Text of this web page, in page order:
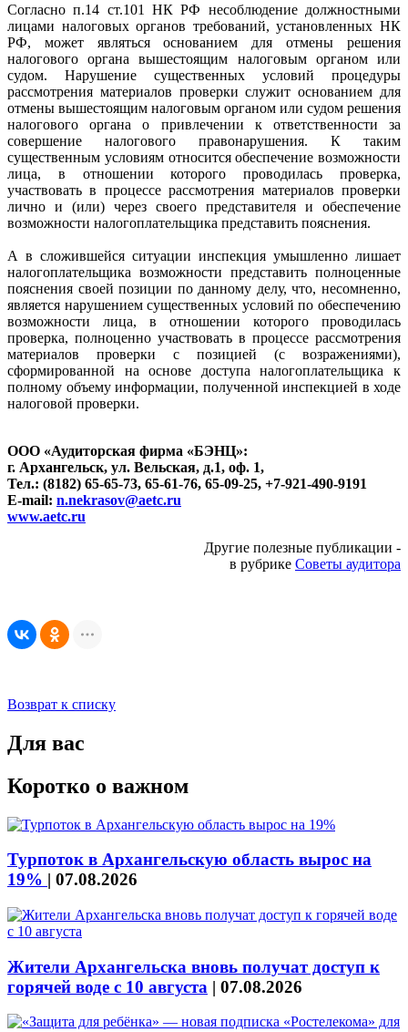
Согласно п.14 ст.101 НК РФ несоблюдение должностными
лицами налоговых органов требований, установленных НК
РФ, может являться основанием для отмены решения
налогового органа вышестоящим налоговым органом или
судом. Нарушение существенных условий процедуры
рассмотрения материалов проверки служит основанием для
отмены вышестоящим налоговым органом или судом решения
налогового органа о привлечении к ответственности за
совершение налогового правонарушения. К таким
существенным условиям относится обеспечение возможности
лица, в отношении которого проводилась проверка,
участвовать в процессе рассмотрения материалов проверки
лично и (или) через своего представителя и обеспечение
возможности налогоплательщика представить пояснения.
А в сложившейся ситуации инспекция умышленно лишает
налогоплательщика возможности представить полноценные
пояснения своей позиции по данному делу, что, несомненно,
является нарушением существенных условий по обеспечению
возможности лица, в отношении которого проводилась
проверка, полноценно участвовать в процессе рассмотрения
материалов проверки с позицией (с возражениями),
сформированной на основе доступа налогоплательщика к
полному объему информации, полученной инспекцией в ходе
налоговой проверки.
ООО «Аудиторская фирма «БЭНЦ»:
г. Архангельск, ул. Вельская, д.1, оф. 1,
Тел.: (8182) 65-65-73, 65-61-76, 65-09-25, +7-921-490-9191
E-mail: n.nekrasov@aetc.ru
www.aetc.ru
Другие полезные публикации -
в рубрике Советы аудитора
Возврат к списку
Для вас
Коротко о важном
Турпоток в Архангельскую область вырос на
19% | 07.08.2026
Жители Архангельска вновь получат доступ к
горячей воде с 10 августа | 07.08.2026